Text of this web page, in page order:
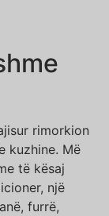
rimorkion
kuzhine. Më
të kësaj
një
furrë,